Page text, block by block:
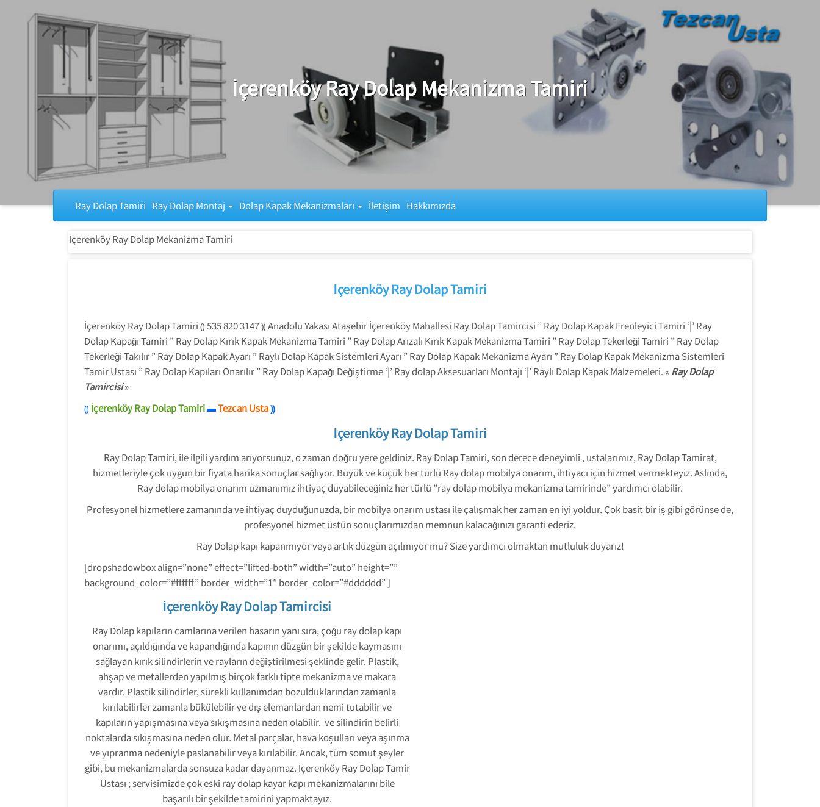
İçerenköy Ray Dolap Mekanizma Tamiri
Ray Dolap Tamiri Ray Dolap Montaj Dolap Kapak Mekanizmaları İletişim Hakkımızda
İçerenköy Ray Dolap Mekanizma Tamiri
İçerenköy Ray Dolap Tamiri
İçerenköy Ray Dolap Tamiri ⸨ 535 820 3147 ⸩ Anadolu Yakası Ataşehir İçerenköy Mahallesi Ray Dolap Tamircisi ” Ray Dolap Kapak Frenleyici Tamiri ‘|’ Ray
Dolap Kapağı Tamiri ” Ray Dolap Kırık Kapak Mekanizma Tamiri ” Ray Dolap Arızalı Kırık Kapak Mekanizma Tamiri ” Ray Dolap Tekerleği Tamiri ” Ray Dolap
Tekerleği Takılır ” Ray Dolap Kapak Ayarı ” Raylı Dolap Kapak Sistemleri Ayarı ” Ray Dolap Kapak Mekanizma Ayarı ” Ray Dolap Kapak Mekanizma Sistemleri
Tamir Ustası ” Ray Dolap Kapıları Onarılır ” Ray Dolap Kapağı Değiştirme ‘|’ Ray dolap Aksesuarları Montajı ‘|’ Raylı Dolap Kapak Malzemeleri. « Ray Dolap
Tamircisi»
⸨ İçerenköy Ray Dolap Tamiri▬Tezcan Usta⸩
İçerenköy Ray Dolap Tamiri
Ray Dolap Tamiri, ile ilgili yardım arıyorsunuz, o zaman doğru yere geldiniz. Ray Dolap Tamiri, son derece deneyimli , ustalarımız, Ray Dolap Tamirat,
hizmetleriyle çok uygun bir fiyata harika sonuçlar sağlıyor. Büyük ve küçük her türlü Ray dolap mobilya onarım, ihtiyacı için hizmet vermekteyiz. Aslında,
Ray dolap mobilya onarım uzmanımız ihtiyaç duyabileceğiniz her türlü ”ray dolap mobilya mekanizma tamirinde” yardımcı olabilir.
Profesyonel hizmetlere zamanında ve ihtiyaç duyduğunuzda, bir mobilya onarım ustası ile çalışmak her zaman en iyi yoldur. Çok basit bir iş gibi görünse de,
profesyonel hizmet üstün sonuçlarımızdan memnun kalacağınızı garanti ederiz.
Ray Dolap kapı kapanmıyor veya artık düzgün açılmıyor mu? Size yardımcı olmaktan mutluluk duyarız!
[dropshadowbox align=”none” effect=”lifted-both” width=”auto” height=””
background_color=”#ffffff” border_width=”1″ border_color=”#dddddd” ]
İçerenköy Ray Dolap Tamircisi
Ray Dolap kapıların camlarına verilen hasarın yanı sıra, çoğu ray dolap kapı
onarımı, açıldığında ve kapandığında kapının düzgün bir şekilde kaymasını
sağlayan kırık silindirlerin ve rayların değiştirilmesi şeklinde gelir. Plastik,
ahşap ve metallerden yapılmış birçok farklı tipte mekanizma ve makara
vardır. Plastik silindirler, sürekli kullanımdan bozulduklarından zamanla
kırılabilirler zamanla bükülebilir ve dış elemanlardan nemi tutabilir ve
kapıların yapışmasına veya sıkışmasına neden olabilir. ve silindirin belirli
noktalarda sıkışmasına neden olur. Metal parçalar, hava koşulları veya aşınma
ve yıpranma nedeniyle paslanabilir veya kırılabilir. Ancak, tüm somut şeyler
gibi, bu mekanizmalarda sonsuza kadar dayanmaz. İçerenköy Ray Dolap Tamir
Ustası ; servisimizde çok eski ray dolap kayar kapı mekanizmalarını bile
başarılı bir şekilde tamirini yapmaktayız.